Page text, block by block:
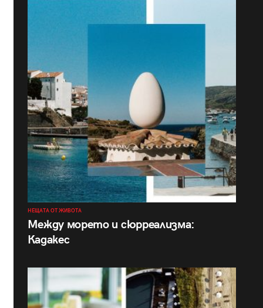
НЕЩАТА ОТ ЖИВОТА
Между морето и сюрреализма:
Кадакес